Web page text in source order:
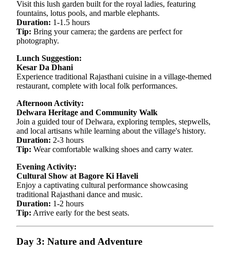
Visit this lush garden built for the royal ladies, featuring
fountains, lotus pools, and marble elephants.
Duration: 1-1.5 hours
Tip: Bring your camera; the gardens are perfect for
photography.
Lunch Suggestion:
Kesar Da Dhani
Experience traditional Rajasthani cuisine in a village-themed
restaurant, complete with local folk performances.
Afternoon Activity:
Delwara Heritage and Community Walk
Join a guided tour of Delwara, exploring temples, stepwells,
and local artisans while learning about the village's history.
Duration: 2-3 hours
Tip: Wear comfortable walking shoes and carry water.
Evening Activity:
Cultural Show at Bagore Ki Haveli
Enjoy a captivating cultural performance showcasing
traditional Rajasthani dance and music.
Duration: 1-2 hours
Tip: Arrive early for the best seats.
Day 3: Nature and Adventure